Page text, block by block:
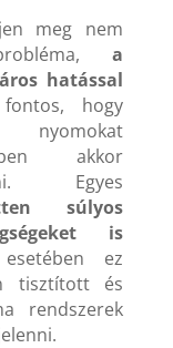
meg nem
a
hatással
hogy
nyomokat
akkor
Egyes
súlyos
is
ez
tisztított és
rendszerek